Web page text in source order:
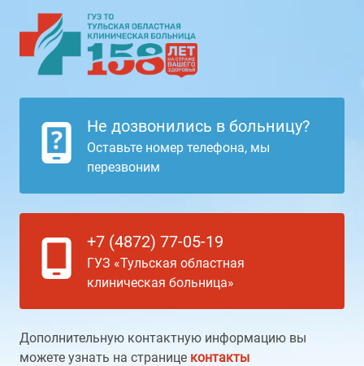
Не дозвонились в больницу?
Оставьте номер телефона, мы
перезвоним
+7 (4872) 77-05-19
ГУЗ «Тульская областная
клиническая больница»
Дополнительную контактную информацию вы
можете узнать на странице контакты